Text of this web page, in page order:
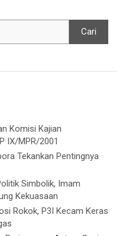
Cari
Komisi Kajian
IX/MPR/2001
Tekankan Pentingnya
Simbolik, Imam
Kekuasaan
Rokok, P3I Kecam Keras